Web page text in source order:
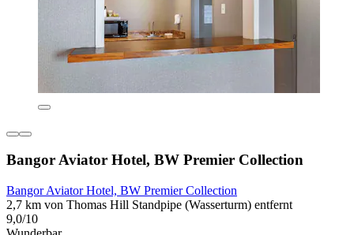
Bangor Aviator Hotel, BW Premier Collection
Bangor Aviator Hotel, BW Premier Collection
2,7 km von Thomas Hill Standpipe (Wasserturm) entfernt
9,0/10